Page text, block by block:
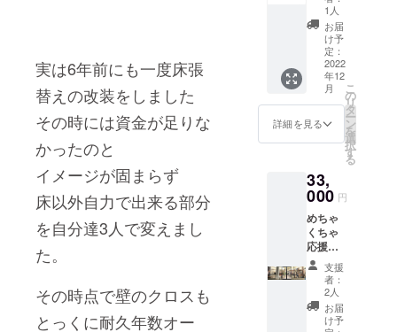
実は6年前にも一度床張
替えの改装をしました
その時には資金が足りな
かったのと
イメージが固まらず
床以外自力で出来る部分
を自分達3人で変えまし
た。
その時点で壁のクロスも
とっくに耐久年数オー
間で
す。出
来上が
り次第
発送さ
せて頂
きま
す。
のシル
エット
はレ
ギュ
ラーシ
ルエッ
トとな
りま
す。い
ルーズ
目に着
用され
る場合
には1〜
2サイズ
UPして
頂くと
良いか
と思い
ます。
オリジ
ナルT
シャ
ツ、 ミ
ズスポ
ロゴT
シャ
ツ、店
内ディ
スプレ
イで使
いる 別
注ブラ
ウンカ
ラーの
グラブ
スタン
ドお買
い物時
にお使
い頂け
1人
お届
け予
定：
2022
年12
月
詳細を見る
こ
の
リ
タ
ー
ン
を
選
択
す
る
33,
000 円
めちゃ
くちゃ
応援し
て下さ
る！と
いう方
へ 店舗
正面右
支援
者：
2人
お届
け予